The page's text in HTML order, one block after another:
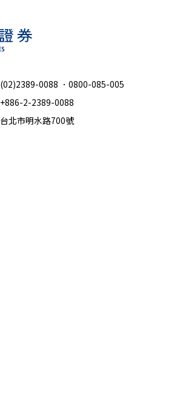
(02)2389-0088 ． 0800-085-005
+886-2-2389-0088
台北市明水路700號